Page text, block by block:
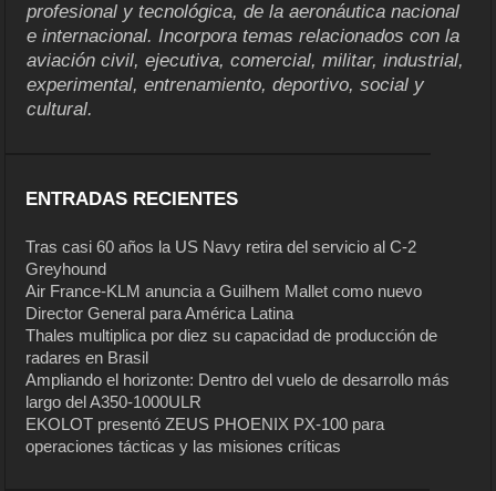
profesional y tecnológica, de la aeronáutica nacional
e internacional. Incorpora temas relacionados con la
aviación civil, ejecutiva, comercial, militar, industrial,
experimental, entrenamiento, deportivo, social y
cultural.
ENTRADAS RECIENTES
Tras casi 60 años la US Navy retira del servicio al C-2
Greyhound
Air France-KLM anuncia a Guilhem Mallet como nuevo
Director General para América Latina
Thales multiplica por diez su capacidad de producción de
radares en Brasil
Ampliando el horizonte: Dentro del vuelo de desarrollo más
largo del A350-1000ULR
EKOLOT presentó ZEUS PHOENIX PX-100 para
operaciones tácticas y las misiones críticas